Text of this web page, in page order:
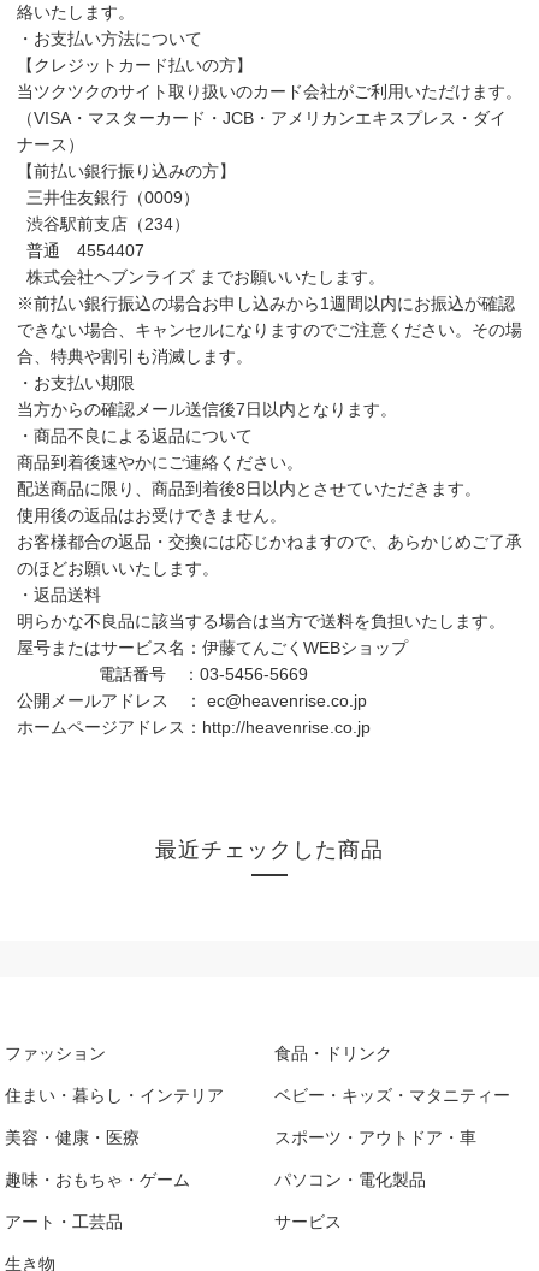
絡いたします。
・お支払い方法について
【クレジットカード払いの方】
当ツクツクのサイト取り扱いのカード会社がご利用いただけます。
（VISA・マスターカード・JCB・アメリカンエキスプレス・ダイ
ナース）
【前払い銀行振り込みの方】
三井住友銀行（0009）
渋谷駅前支店（234）
普通 4554407
株式会社ヘブンライズ までお願いいたします。
※前払い銀行振込の場合お申し込みから1週間以内にお振込が確認
できない場合、キャンセルになりますのでご注意ください。その場
合、特典や割引も消滅します。
・お支払い期限
当方からの確認メール送信後7日以内となります。
・商品不良による返品について
商品到着後速やかにご連絡ください。
配送商品に限り、商品到着後8日以内とさせていただきます。
使用後の返品はお受けできません。
お客様都合の返品・交換には応じかねますので、あらかじめご了承
のほどお願いいたします。
・返品送料
明らかな不良品に該当する場合は当方で送料を負担いたします。
屋号またはサービス名：伊藤てんごくWEBショップ
電話番号 ：03-5456-5669
公開メールアドレス ： ec@heavenrise.co.jp
ホームページアドレス：http://heavenrise.co.jp
最近チェックした商品
ファッション 食品・ドリンク
住まい・暮らし・インテリア ベビー・キッズ・マタニティー
美容・健康・医療 スポーツ・アウトドア・車
趣味・おもちゃ・ゲーム パソコン・電化製品
アート・工芸品 サービス
生き物